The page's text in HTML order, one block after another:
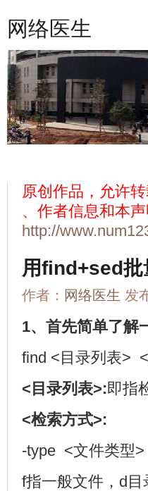
网络医生
原创作品，允许
、作者信息和本声
http://
用find+sed批
作者： 网络医生 发
1、首先简单了解
find <目录列表>
<目录列表>:即指
<检索方式>:
-type <文件类型>
f指一般文件，d目